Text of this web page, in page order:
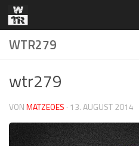
Zum Inhalt springen
WTR279
wtr279
VONMATZEOES · 13. AUGUST 2014